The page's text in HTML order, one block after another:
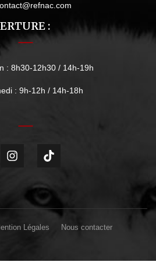
:
: 8h30-12h30 / 14h-19h
: 9h-12h / 14h-18h
Légales Nous contacter